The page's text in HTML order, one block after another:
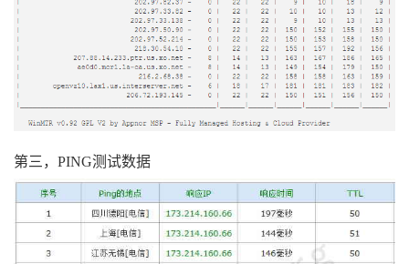
第三，PING测试数据